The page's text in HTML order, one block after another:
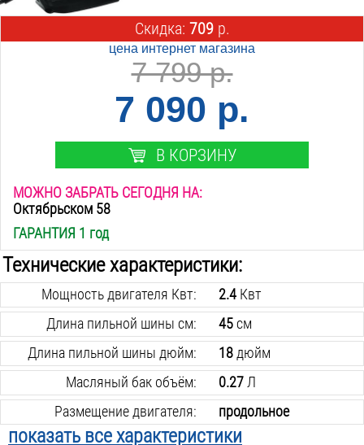
Скидка: 709р.
цена интернет магазина
7 799 р.
7 090 р.
В КОРЗИНУ
МОЖНО ЗАБРАТЬ СЕГОДНЯ НА:
Октябрьском 58
ГАРАНТИЯ 1 год
Технические характеристики:
Мощность двигателя Квт: 2.4Квт
Длина пильной шины см:
45см
Длина пильной шины дюйм:
18дюйм
Масляный бак объём:
0.27Л
Размещение двигателя:
продольное
Шаг цепи:
3/8дюйм
показать все характеристики